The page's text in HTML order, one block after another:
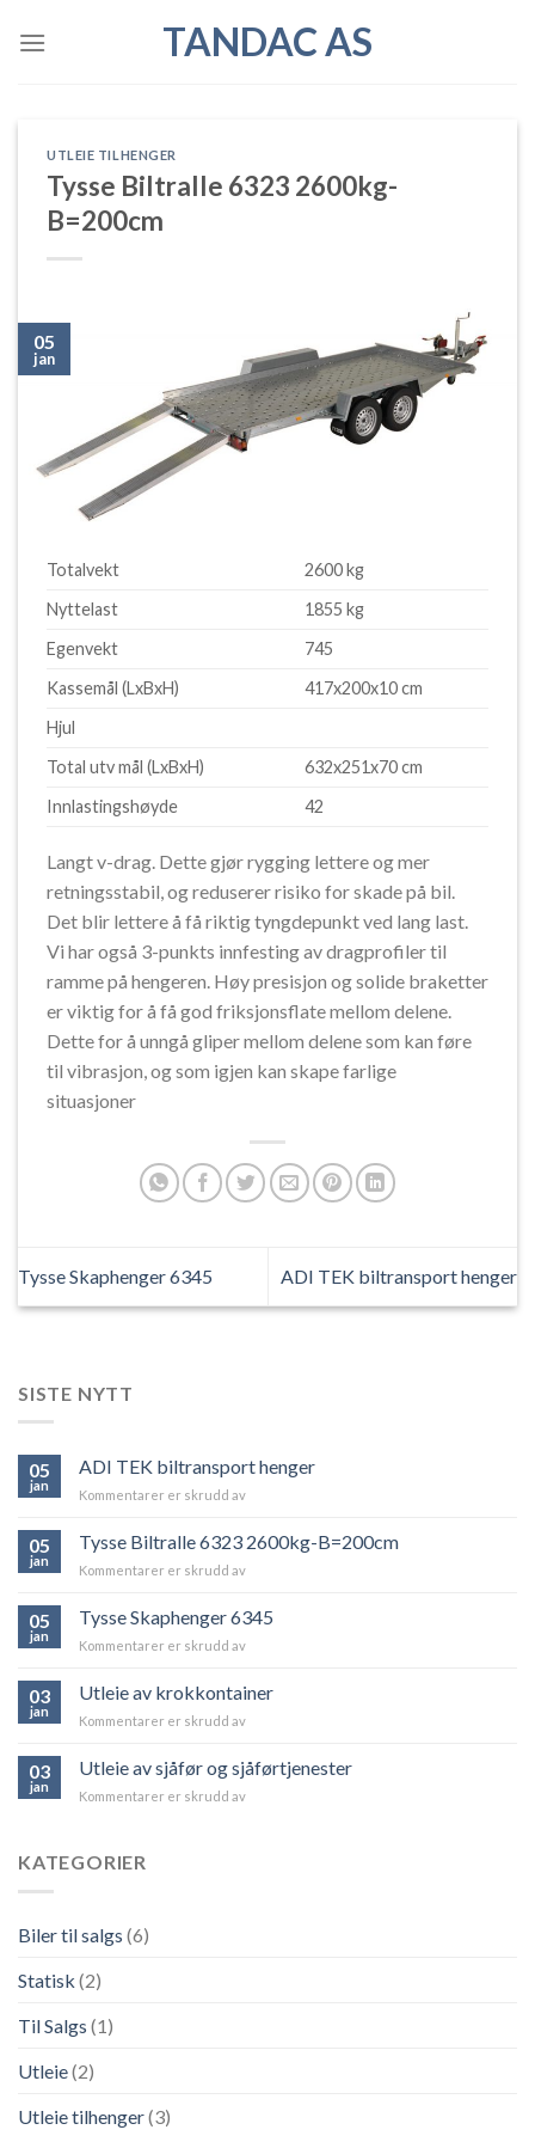
TANDAC AS
UTLEIE TILHENGER
Tysse Biltralle 6323 2600kg-
B=200cm
05
jan
Totalvekt
2600 kg
Nyttelast
1855 kg
Egenvekt
745
Kassemål (LxBxH)
417x200x10 cm
Hjul
Total utv mål (LxBxH)
632x251x70 cm
Innlastingshøyde
42
Langt v-drag. Dette gjør rygging lettere og mer
retningsstabil, og reduserer risiko for skade på bil.
Det blir lettere å få riktig tyngdepunkt ved lang last.
Vi har også 3-punkts innfesting av dragprofiler til
ramme på hengeren. Høy presisjon og solide braketter
er viktig for å få god friksjonsflate mellom delene.
Dette for å unngå gliper mellom delene som kan føre
til vibrasjon, og som igjen kan skape farlige
situasjoner
Tysse Skaphenger 6345 ADI TEK biltransport henger
SISTE NYTT
05
jan
ADI TEK biltransport henger
Kommentarer er skrudd av
TEK
biltransport
05
jan
Tysse Biltralle 6323 2600kg-B=200cm
Kommentarer er skrudd av
Biltralle
05
jan
Tysse Skaphenger 6345
Kommentarer er skrudd av
03
jan
Utleie av krokkontainer
Kommentarer er skrudd av
av
krokkontainer
03
jan
Utleie av sjåfør og sjåførtjenester
Kommentarer er skrudd av
KATEGORIER
Biler til salgs (6)
Statisk (2)
Til Salgs (1)
Utleie(2)
Utleie tilhenger(3)